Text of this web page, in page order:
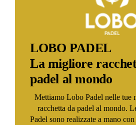
LOBO PADEL
La migliore
padel al mondo
Mettiamo Lobo Padel nelle tue
racchetta da padel al mondo.
Padel sono realizzate a mano